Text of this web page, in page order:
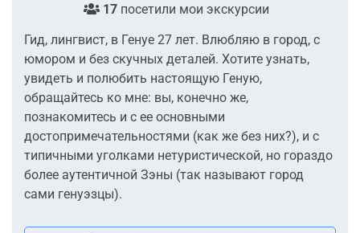
17посетили мои экскурсии
Гид, лингвист, в Генуе 27 лет. Влюбляю в город, с
юмором и без скучных деталей. Хотите узнать,
увидеть и полюбить настоящую Геную,
обращайтесь ко мне: вы, конечно же,
познакомитесь и с ее основными
достопримечательностями (как же без них?), и с
типичными уголками нетуристической, но гораздо
более аутентичной Зэны (так называют город
сами генуэзцы).